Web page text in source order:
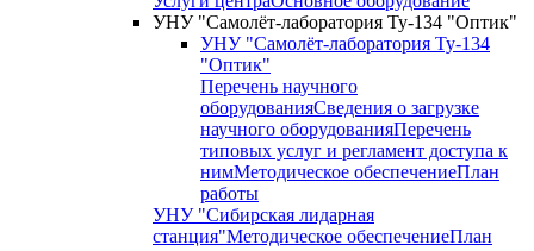
УНУ "Самолёт-лаборатория Ту-134 "Оптик"
УНУ "Самолёт-лаборатория Ту-134
"Оптик"
Перечень научного
оборудованияСведения о загрузке
научного оборудованияПеречень
типовых услуг и регламент доступа к
нимМетодическое обеспечениеПлан
работы
УНУ "Сибирская лидарная
станция"Методическое обеспечениеПлан